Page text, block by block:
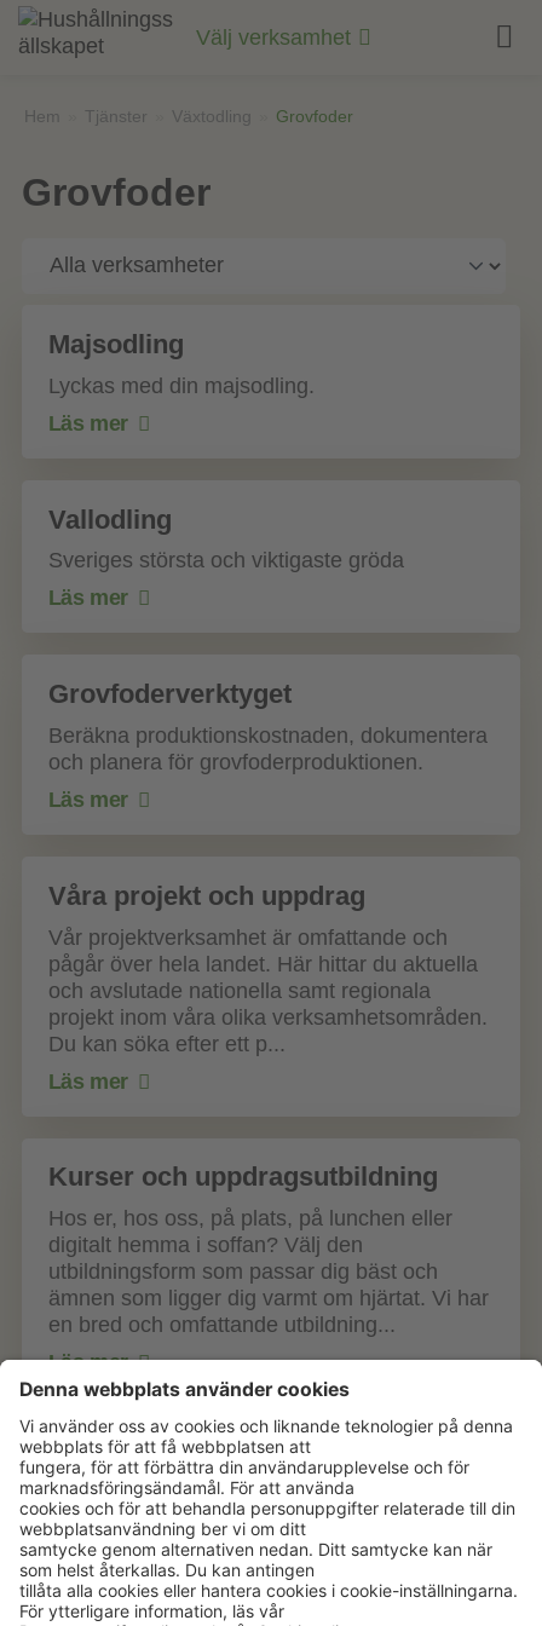
Till
innehåll
på
Välj verksamhet
Hem Tjänster Växtodling Grovfoder
Grovfoder
Majsodling
Lyckas med din majsodling.
Läs mer
Vallodling
Sveriges största och viktigaste gröda
Läs mer
Grovfoderverktyget
Beräkna produktionskostnaden, dokumentera
och planera för grovfoderproduktionen.
Läs mer
Våra projekt och uppdrag
Vår projektverksamhet är omfattande och
pågår över hela landet. Här hittar du aktuella
och avslutade nationella samt regionala
projekt inom våra olika verksamhetsområden.
Du kan söka efter ett p...
Läs mer
Kurser och uppdragsutbildning
Hos er, hos oss, på plats, på lunchen eller
digitalt hemma i soffan? Välj den
utbildningsform som passar dig bäst och
ämnen som ligger dig varmt om hjärtat. Vi har
en bred och omfattande utbildning...
Läs mer